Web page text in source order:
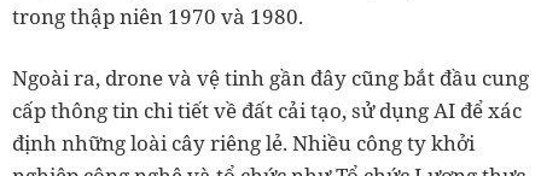
trong thập niên 1970 và 1980.
Ngoài ra, drone và vệ tinh gần đây cũng bắt đầu cung
cấp thông tin chi tiết về đất cải tạo, sử dụng AI để xác
định những loài cây riêng lẻ. Nhiều công ty khởi